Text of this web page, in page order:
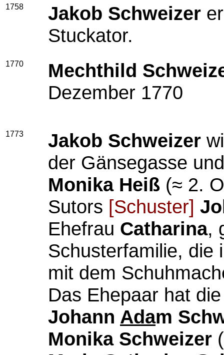
1758 Jakob Schweizer
Stuckator.
1770
Mechthild
Dezember 1770
1773 Jakob Schweizer
der Gänsegasse
Monika Heiß (≈ 2.
Sutors [Schuster]
Ehefrau Catharina,
Schusterfamilie, die
mit dem
Das Ehepaar hat
Johann Adam
Monika Schweizer